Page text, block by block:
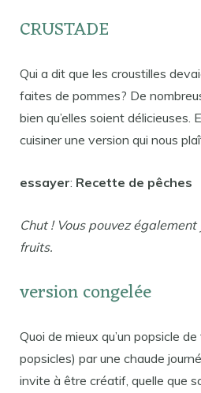
CRUSTADE
Qui a dit que les croustilles
faites de pommes? De
bien qu’elles soient délicieuses.
cuisiner une version qui nous
essayer: Recette de pêches
Chut ! Vous pouvez
fruits.
version congelée
Quoi de mieux qu’un popsicle
popsicles) par une chaude
invite à être créatif, quelle que